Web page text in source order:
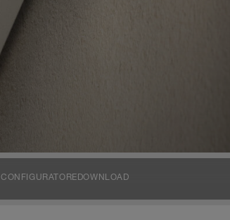
CONFIGURATORE DOWNLOAD